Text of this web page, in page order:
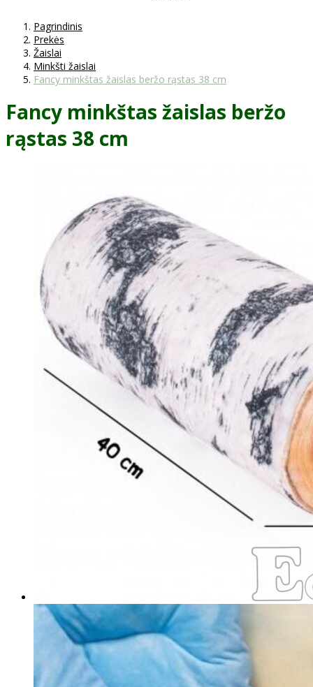
Pagrindinis
Prekės
Žaislai
Minkšti žaislai
Fancy minkštas žaislas beržo rąstas 38 cm
Fancy minkštas žaislas beržo
rąstas 38 cm